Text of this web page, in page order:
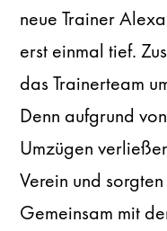
neue Trainer
erst einmal tief.
das Trainerteam
Denn aufgrund
Umzügen
Verein und
Gemeinsam mit